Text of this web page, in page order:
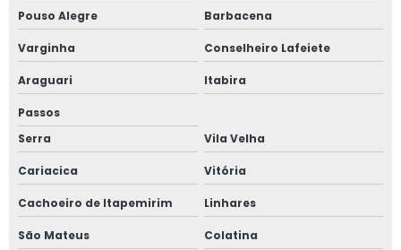
Empresa de woobler
Etiqueta de validade de alimentos
Etiqueta digital
Etiqueta serrilhada
Fábrica de sinalização de comércio
Pouso Alegre Barbacena
Varginha Conselheiro Lafeiete
Araguari Itabira
Passos
Serra
Vila Velha
Cariacica Vitória
Cachoeiro de Itapemirim Linhares
São Mateus Colatina